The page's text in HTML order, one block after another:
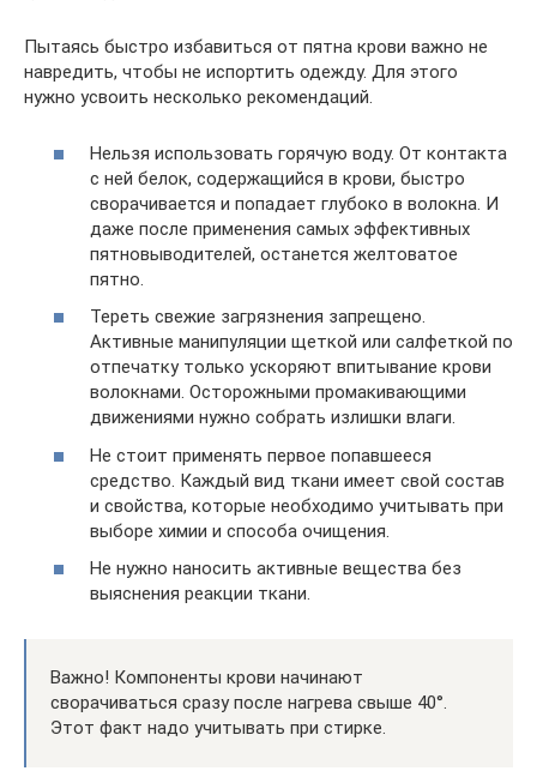
Пытаясь быстро избавиться от пятна крови важно не
навредить, чтобы не испортить одежду. Для этого
нужно усвоить несколько рекомендаций.
Нельзя использовать горячую воду. От контакта
с ней белок, содержащийся в крови, быстро
сворачивается и попадает глубоко в волокна. И
даже после применения самых эффективных
пятновыводителей, останется желтоватое
пятно.
Тереть свежие загрязнения запрещено.
Активные манипуляции щеткой или салфеткой по
отпечатку только ускоряют впитывание крови
волокнами. Осторожными промакивающими
движениями нужно собрать излишки влаги.
Не стоит применять первое попавшееся
средство. Каждый вид ткани имеет свой состав
и свойства, которые необходимо учитывать при
выборе химии и способа очищения.
Не нужно наносить активные вещества без
выяснения реакции ткани.
Важно! Компоненты крови начинают
сворачиваться сразу после нагрева свыше 40°.
Этот факт надо учитывать при стирке.